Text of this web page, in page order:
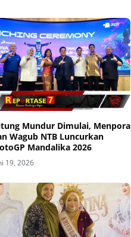
Mundur Dimulai, Menpora
Wagub NTB Luncurkan
Mandalika 2026
19, 2026